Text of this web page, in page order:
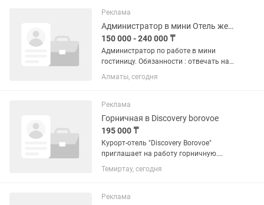
работать в коллективе.
Реклама
Администратор в мини Отель женщины 25-50 лет
150 000 - 240 000 ₸
Администратор по работе в мини
гостиницу. Обязанности : отвечать на
звонки, ночной влажный уборка
номера, глажка. Днем есть помощница
порядочная, без вредных...
Алматы, сегодня
Реклама
Горничная в Discovery borovoe
195 000 ₸
Курорт-отель "Discovery Borovoe"
приглашает на работу горничную.
"Discovery Borovoe" — курорт-отель для
семейного отдыха, где есть
время вместе со своими родными и...
Темиртау, сегодня
Реклама